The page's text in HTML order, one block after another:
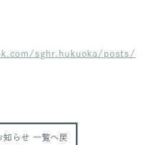
気に入りsghr.hukuoka/posts/
知らせ 一覧へ戻